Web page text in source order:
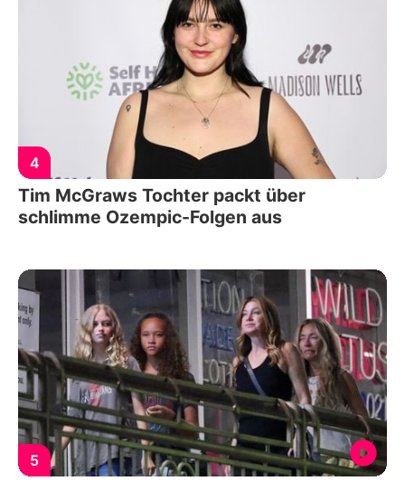
4
Tim McGraws Tochter packt über
schlimme Ozempic-Folgen aus
5